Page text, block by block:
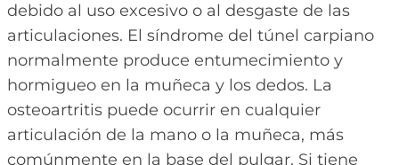
debido al uso excesivo o al desgaste de las
articulaciones. El síndrome del túnel carpiano
normalmente produce entumecimiento y
hormigueo en la muñeca y los dedos. La
osteoartritis puede ocurrir en cualquier
articulación de la mano o la muñeca, más
comúnmente en la base del pulgar. Si tiene